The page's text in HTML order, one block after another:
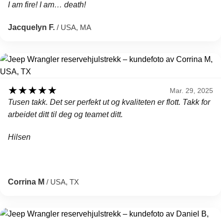
I am fire! I am… death!
Jacquelyn F. / USA, MA
★★★★★ Mar. 29, 2025
Tusen takk. Det ser perfekt ut og kvaliteten er flott. Takk for
arbeidet ditt til deg og teamet ditt.
Hilsen
Corrina M / USA, TX